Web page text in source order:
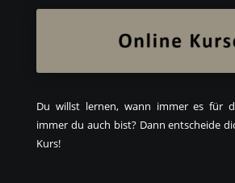
Du willst lernen, wann immer es für
immer du auch bist? Dann entscheide
Kurs!